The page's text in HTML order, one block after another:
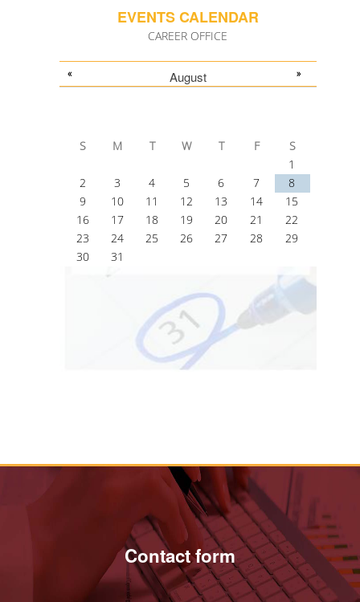
EVENTS CALENDAR
CAREER OFFICE
August
« »
S M T W T F
S
1
2
3 4 5 6 7
8
9
10 11 12 13 14
15
16
17 18 19 20 21
22
23
24 25 26 27 28
29
30
31
Contact form